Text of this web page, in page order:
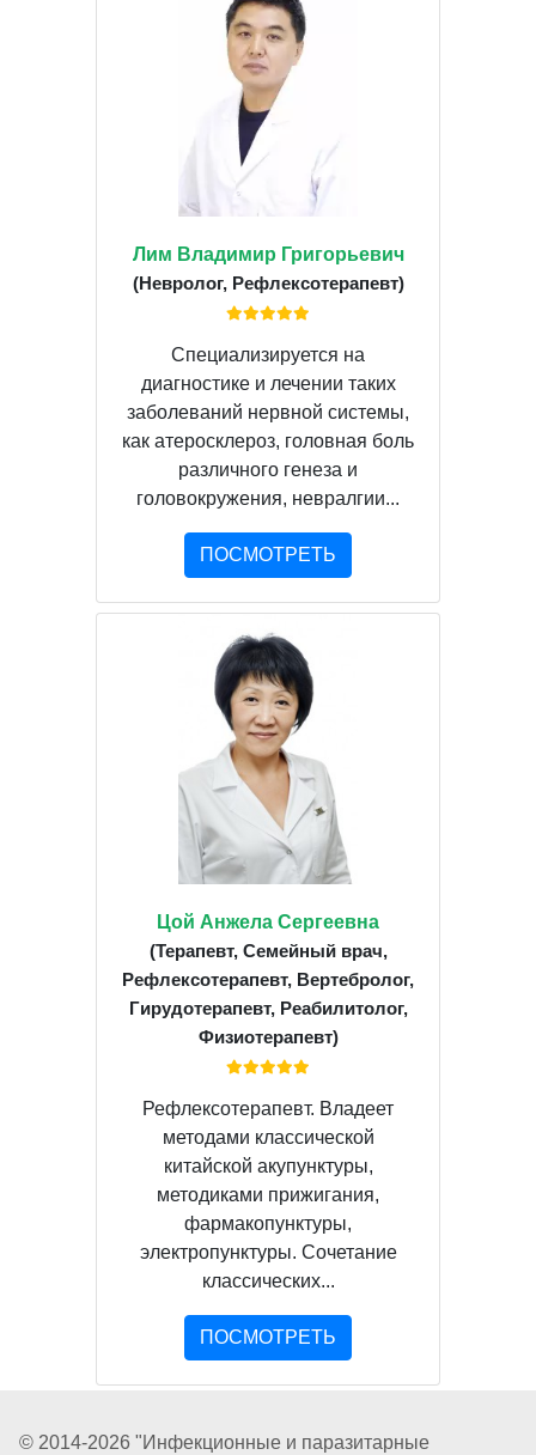
Лим Владимир Григорьевич
(Невролог, Рефлексотерапевт)
Специализируется на
диагностике и лечении таких
заболеваний нервной системы,
как атеросклероз, головная боль
различного генеза и
головокружения, невралгии...
ПОСМОТРЕТЬ
Цой Анжела Сергеевна
(Терапевт, Семейный врач,
Рефлексотерапевт, Вертебролог,
Гирудотерапевт, Реабилитолог,
Физиотерапевт)
Рефлексотерапевт. Владеет
методами классической
китайской акупунктуры,
методиками прижигания,
фармакопунктуры,
электропунктуры. Сочетание
классических...
ПОСМОТРЕТЬ
© 2014-2026 "Инфекционные и паразитарные